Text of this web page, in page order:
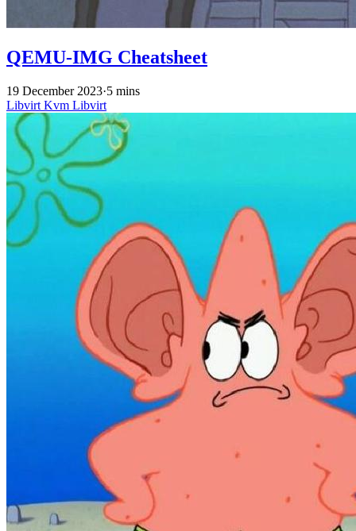
QEMU-IMG Cheatsheet
19 December 2023·5 mins
Libvirt Kvm Libvirt